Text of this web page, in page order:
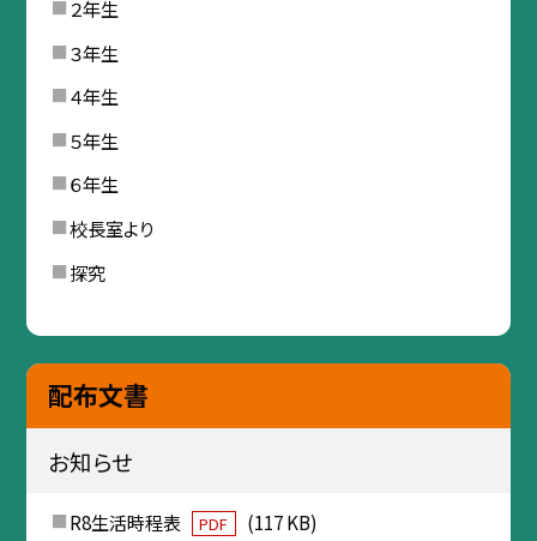
２年生
３年生
４年生
５年生
６年生
校長室より
探究
配布文書
お知らせ
R8生活時程表 PDF
(117 KB)